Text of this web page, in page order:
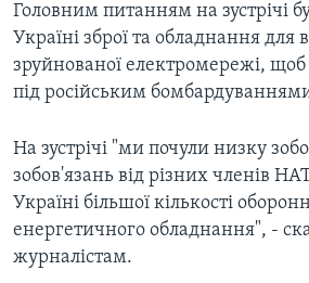
Головним питанням на зустрічі
Україні зброї та обладнання для
зруйнованої електромережі,
під російським
На зустрічі "ми почули низку
зобов'язань від різних членів
Україні більшої кількості
енергетичного обладнання", -
журналістам.